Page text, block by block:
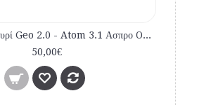
OCEANIC Λουρί Geo 2.0 - Atom 3.1 Ασπρο Original
50,00€